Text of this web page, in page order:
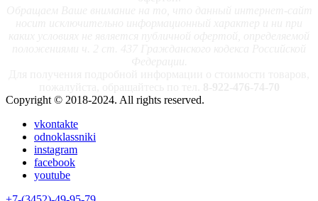
Copyright © 2018-2024. All rights reserved.
vkontakte
odnoklassniki
instagram
facebook
youtube